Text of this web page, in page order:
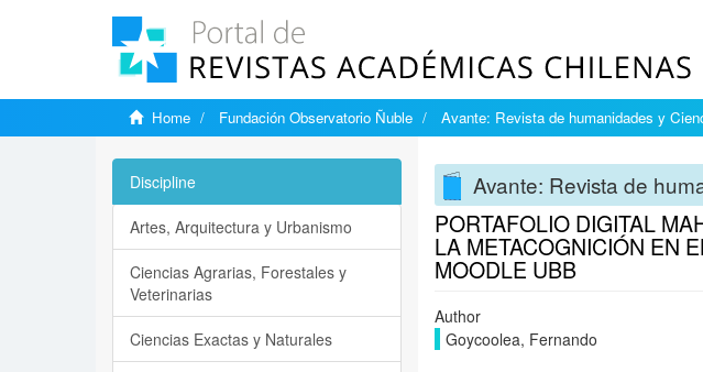
Home Fundación Observatorio Ñuble Avante: Revista de humanidades y
Avante: Revista de
PORTAFOLIO DIGITAL
LA METACOGNICIÓN EN
MOODLE UBB
Author
Goycoolea, Fernando
Discipline
Artes, Arquitectura y Urbanismo
Ciencias Agrarias, Forestales y
Veterinarias
Ciencias Exactas y Naturales